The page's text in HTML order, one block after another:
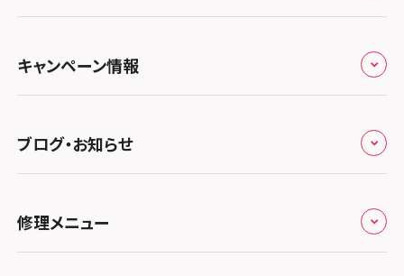
スマホスピタル鴻巣
スマホスピタル テルル三芳
スマホスピタル 熊谷
スマホスピタル ゲオデジタルベース川口元郷
スマホスピタル埼玉大宮
スマホスピタル テルル蒲生
スマホスピタル テルル新越谷
スマホスピタル 北陸総合修理センター
スマホスピタル 長野
スマホスピタル岐阜
スマホスピタル 浜松
スマホスピタル静岡パルコ
スマホスピタル 藤枝
スマホスピタル名古屋駅前
スマホスピタル名古屋金山
スマホスピタル 大府
関西
スマホスピタル 大阪梅田
スマホスピタル by デジホ 梅田地下（うめちか）
スマホスピタル京橋
スマホスピタル難波
中国・四国
スマホスピタル岡山駅前
スマホスピタル西条
スマホスピタル by デジホ マークイズ福岡もも
ち
スマホスピタル福岡天神
特定商取引法に関する表記
プライバシーポリシー
郵送修理依頼
郵送修理の流れ
キャンペーン情報
キャンペーン一覧
ブログ・お知らせ
お知らせ
修理メニュー